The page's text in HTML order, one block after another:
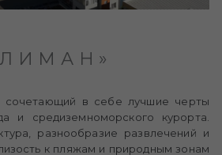
в себе лучшие черты
и средиземноморского курорта.
разнообразие развлечений и
к пляжам и природным зонам